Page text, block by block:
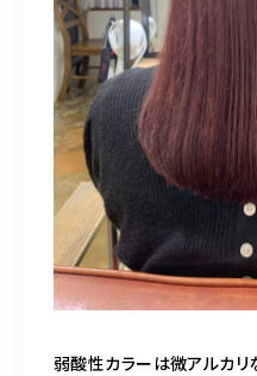
弱酸性カラーは微アルカリ